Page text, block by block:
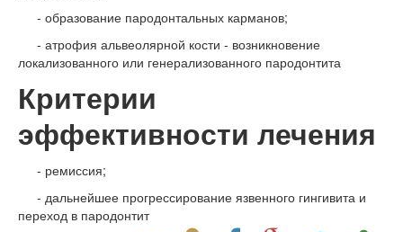
- образование пародонтальных карманов;
- атрофия альвеолярной кости - возникновение
локализованного или генерализованного пародонтита
Критерии
эффективности лечения
- ремиссия;
- дальнейшее прогрессирование язвенного гингивита и
переход в пародонтит